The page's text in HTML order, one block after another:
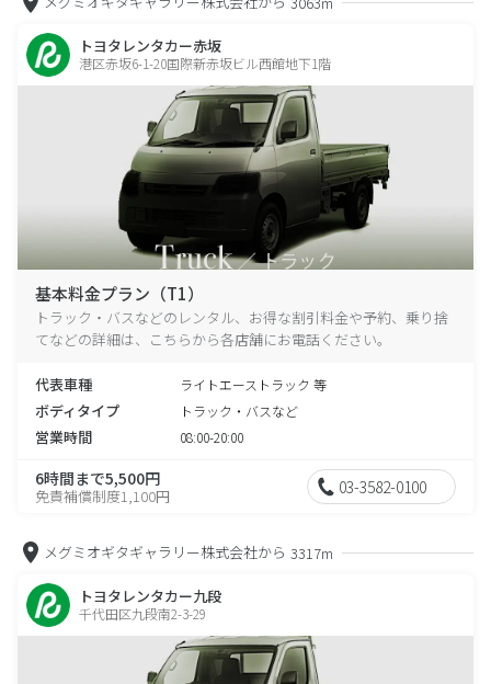
トヨタレンタカー赤坂
港区赤坂6-1-20国際新赤坂ビル西館地下1階
基本料金プラン（T1）
トラック・バスなどのレンタル、お得な割引料金や予約、乗り捨
てなどの詳細は、こちらから各店舗にお電話ください。
代表車種 ライトエーストラック 等
ボディタイプ トラック・バスなど
営業時間 08:00-20:00
6時間まで5,500円
免責補償制度1,100円 03-3582-0100
メグミオギタギャラリー株式会社から 3317m
トヨタレンタカー九段
千代田区九段南2-3-29